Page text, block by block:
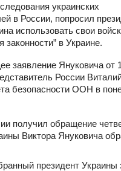
украинских
в России, попросил
использовать свои
законности” в Украине.
заявление Януковича от
России
безопасности ООН в
получил обращение
Виктора Януковича
президент Украины